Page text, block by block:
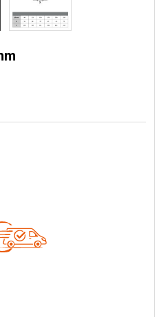
COUDE FIXE 45° Ø 175MM
QUANTITÉ DE COUDE FIXE